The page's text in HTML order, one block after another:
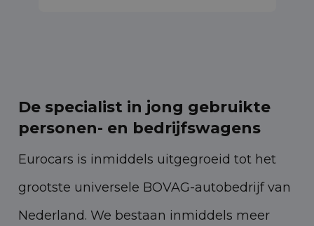
De specialist in jong gebruikte
personen- en bedrijfswagens
Eurocars is inmiddels uitgegroeid tot het
grootste universele BOVAG-autobedrijf van
Nederland. We bestaan inmiddels meer